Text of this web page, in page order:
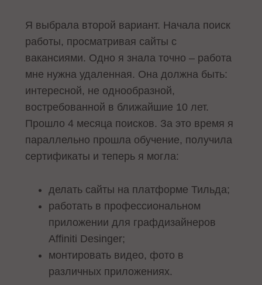
Я выбрала второй вариант. Начала поиск
работы, просматривая сайты с
вакансиями. Одно я знала точно – работа
мне нужна удаленная. Она должна быть:
интересной, не однообразной,
востребованной в ближайшие 10 лет.
Прошло 4 месяца поисков. За это время я
параллельно прошла обучение, получила
сертификаты и теперь я могла:
делать сайты на платформе Тильда;
работать в профессиональном
приложении для графдизайнеров
Affiniti Desinger;
монтировать видео, фото в
различных приложениях.